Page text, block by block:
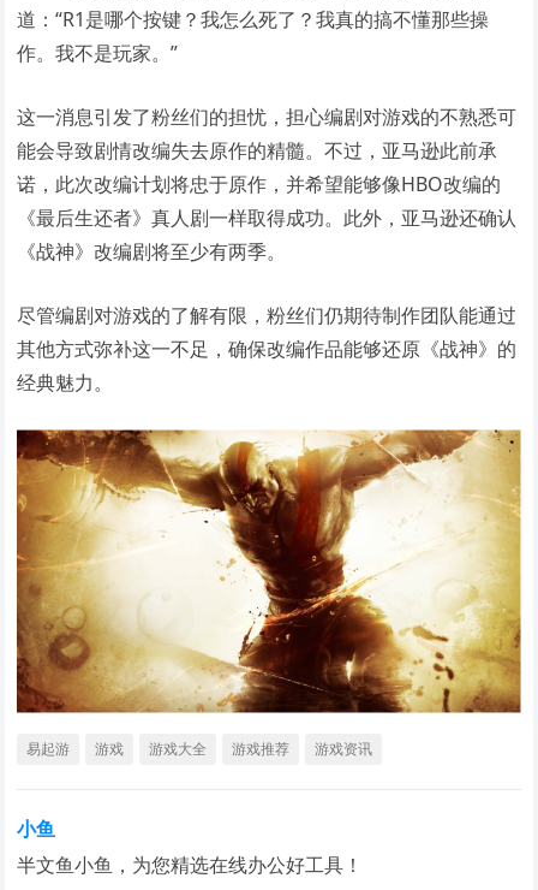
道：“R1是哪个按键？我怎么死了？我真的搞不懂那些操
作。我不是玩家。”
这一消息引发了粉丝们的担忧，担心编剧对游戏的不熟悉可
能会导致剧情改编失去原作的精髓。不过，亚马逊此前承
诺，此次改编计划将忠于原作，并希望能够像HBO改编的
《最后生还者》真人剧一样取得成功。此外，亚马逊还确认
《战神》改编剧将至少有两季。
尽管编剧对游戏的了解有限，粉丝们仍期待制作团队能通过
其他方式弥补这一不足，确保改编作品能够还原《战神》的
经典魅力。
易起游 游戏 游戏大全 游戏推荐 游戏资讯
小鱼
半文鱼小鱼，为您精选在线办公好工具！